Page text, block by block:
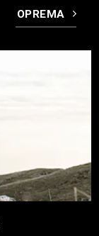
OPREMA